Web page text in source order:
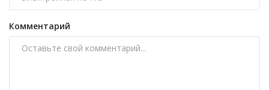
Комментарий